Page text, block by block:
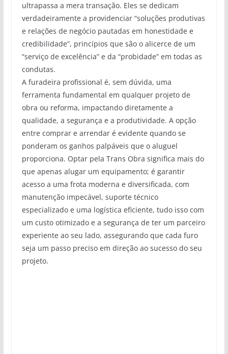
ultrapassa a mera transação. Eles se dedicam
verdadeiramente a providenciar “soluções produtivas
e relações de negócio pautadas em honestidade e
credibilidade”, princípios que são o alicerce de um
“serviço de excelência” e da “probidade” em todas as
condutas.
A furadeira profissional é, sem dúvida, uma
ferramenta fundamental em qualquer projeto de
obra ou reforma, impactando diretamente a
qualidade, a segurança e a produtividade. A opção
entre comprar e arrendar é evidente quando se
ponderam os ganhos palpáveis que o aluguel
proporciona. Optar pela Trans Obra significa mais do
que apenas alugar um equipamento; é garantir
acesso a uma frota moderna e diversificada, com
manutenção impecável, suporte técnico
especializado e uma logística eficiente, tudo isso com
um custo otimizado e a segurança de ter um parceiro
experiente ao seu lado, assegurando que cada furo
seja um passo preciso em direção ao sucesso do seu
projeto.